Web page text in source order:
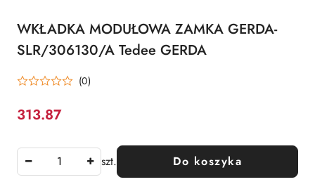
WKŁADKA MODUŁOWA ZAMKA GERDA-
SLR/306130/A Tedee GERDA
(0)
Cena:
313.87
szt. Do koszyka